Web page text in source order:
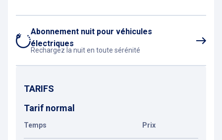
Abonnement nuit pour véhicules
électriques
Rechargez la nuit en toute sérénité
TARIFS
Tarif normal
Temps Prix